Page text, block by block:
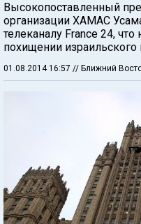
Высокопоставленный
организации ХАМАС
телеканалу France 24,
похищении
01.08.2014 16:57 // Ближний